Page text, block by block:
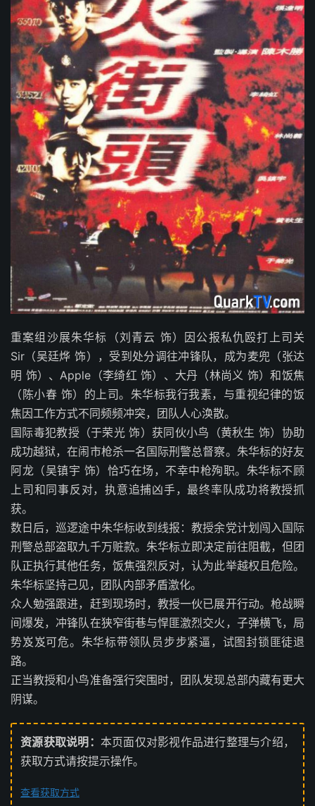
重案组沙展朱华标（刘青云 饰）因公报私仇殴打上司关
Sir（吴廷烨 饰），受到处分调往冲锋队，成为麦兜（张达
明 饰）、Apple（李绮红 饰）、大丹（林尚义 饰）和饭焦
（陈小春 饰）的上司。朱华标我行我素，与重视纪律的饭
焦因工作方式不同频频冲突，团队人心涣散。
国际毒犯教授（于荣光 饰）获同伙小鸟（黄秋生 饰）协助
成功越狱，在闹市枪杀一名国际刑警总督察。朱华标的好友
阿龙（吴镇宇 饰）恰巧在场，不幸中枪殉职。朱华标不顾
上司和同事反对，执意追捕凶手，最终率队成功将教授抓
获。
数日后，巡逻途中朱华标收到线报：教授余党计划闯入国际
刑警总部盗取九千万赃款。朱华标立即决定前往阻截，但团
队正执行其他任务，饭焦强烈反对，认为此举越权且危险。
朱华标坚持己见，团队内部矛盾激化。
众人勉强跟进，赶到现场时，教授一伙已展开行动。枪战瞬
间爆发，冲锋队在狭窄街巷与悍匪激烈交火，子弹横飞，局
势岌岌可危。朱华标带领队员步步紧逼，试图封锁匪徒退
路。
正当教授和小鸟准备强行突围时，团队发现总部内藏有更大
阴谋。
资源获取说明： 本页面仅对影视作品进行整理与介绍，
获取方式请按提示操作。
查看获取方式